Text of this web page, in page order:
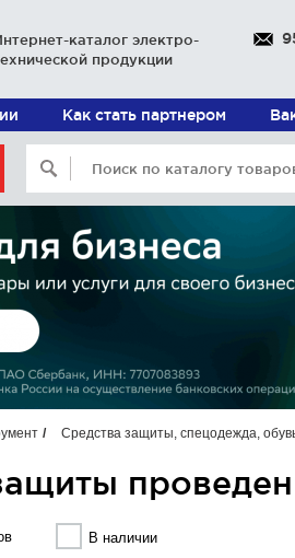
каталог электро-
продукции
Как стать партнером
Средства защиты, спецодежда,
В наличии